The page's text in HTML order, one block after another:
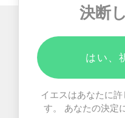
決断
はい、
イエスはあなたに
す。 あなたの決定